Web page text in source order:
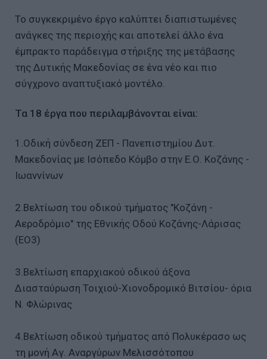
Το συγκεκριμένο έργο καλύπτει διαπιστωμένες
ανάγκες της περιοχής και αποτελεί άλλο ένα
έμπρακτο παράδειγμα στήριξης της μετάβασης
της Δυτικής Μακεδονίας σε ένα νέο και πιο
σύγχρονο αναπτυξιακό μοντέλο.
Τα 18 έργα που περιλαμβάνονται είναι:
1.Οδική σύνδεση ΖΕΠ - Πανεπιστημίου Δυτ.
Μακεδονίας με Ισόπεδο Κόμβο στην Ε.Ο. Κοζάνης -
Ιωαννίνων
2.Βελτίωση του οδικού τμήματος "Κοζάνη -
Αεροδρόμιο" της Εθνικής Οδού Κοζάνης-Λάρισας
(ΕΟ3)
3.Βελτίωση επαρχιακού οδικού άξονα
Διασταύρωση Τοιχιού-Χιονοδρομικό Βιτσίου- όρια
Ν. Φλώρινας
4.Βελτίωση οδικού τμήματος από Πολυκέρασο ως
τη μονή Αγ. Αναργύρων Μελισσότοπου